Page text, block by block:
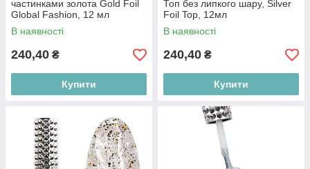
частинками золота Gold Foil
Global Fashion, 12 мл
В наявності
240,40 ₴
Купити
Топ без липкого шару, Silver
Foil Top, 12мл
В наявності
240,40 ₴
Купити